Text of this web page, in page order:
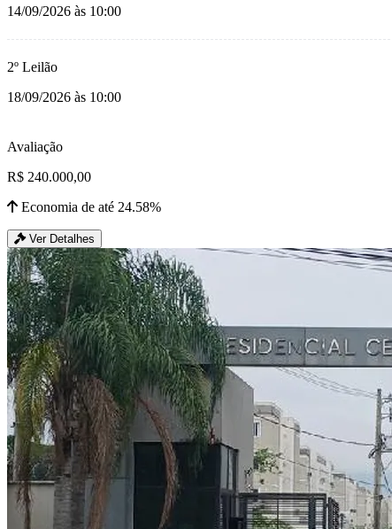
14/09/2026 às 10:00
2º Leilão
18/09/2026 às 10:00
Avaliação
R$ 240.000,00
Economia de até 24.58%
Ver Detalhes